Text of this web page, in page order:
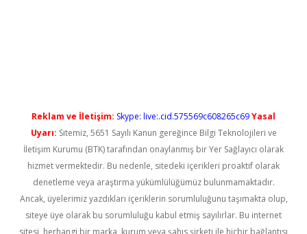
Reklam ve İletişim: Skype: live:.cid.575569c608265c69Yasal
Uyarı: Sitemiz, 5651 Sayılı Kanun gereğince Bilgi Teknolojileri ve
İletişim Kurumu (BTK) tarafından onaylanmış bir Yer Sağlayıcı olarak
hizmet vermektedir. Bu nedenle, sitedeki içerikleri proaktif olarak
denetleme veya araştırma yükümlülüğümüz bulunmamaktadır.
Ancak, üyelerimiz yazdıkları içeriklerin sorumluluğunu taşımakta olup,
siteye üye olarak bu sorumluluğu kabul etmiş sayılırlar. Bu internet
sitesi, herhangi bir marka, kurum veya şahıs şirketi ile hiçbir bağlantısı